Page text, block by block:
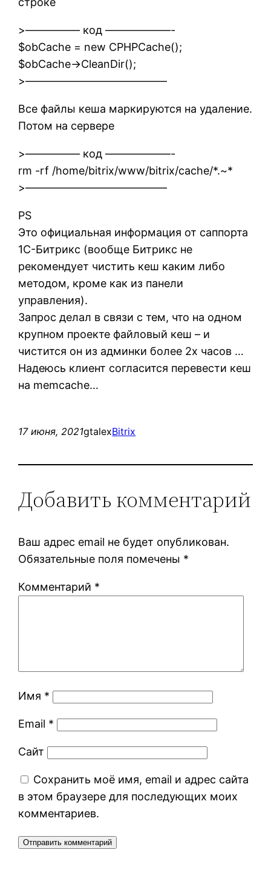
>————— код ——————-
$obCache = new CPHPCache();
$obCache->CleanDir();
>—————————————
Все файлы кеша маркируются на удаление.
Потом на сервере
>————— код ——————-
rm -rf /home/bitrix/www/bitrix/cache/*.~*
>—————————————
PS
Это официальная информация от саппорта
1С-Битрикс (вообще Битрикс не
рекомендует чистить кеш каким либо
методом, кроме как из панели
управления).
Запрос делал в связи с тем, что на одном
крупном проекте файловый кеш – и
чистится он из админки более 2х часов …
Надеюсь клиент согласится перевести кеш
на memcache…
17 июня, 2021gtalexBitrix
Добавить комментарий
Ваш адрес email не будет опубликован.
Обязательные поля помечены *
Комментарий *
Имя *
Email *
Сайт
Сохранить моё имя, email и адрес сайта
в этом браузере для последующих моих
комментариев.